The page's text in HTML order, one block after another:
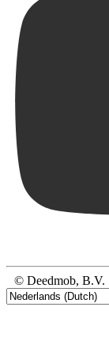
© Deedmob, B.V.